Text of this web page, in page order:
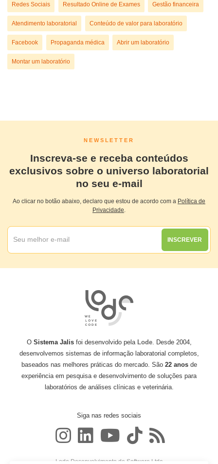
Redes Sociais Resultado Online de Exames Gestão financeira
Atendimento laboratorial Conteúdo de valor para laboratório
Facebook Propaganda médica Abrir um laboratório
Montar um laboratório
NEWSLETTER
Inscreva-se e receba conteúdos
exclusivos sobre o universo laboratorial
no seu e-mail
Ao clicar no botão abaixo, declaro que estou de acordo com a Política de
Privacidade
INSCREVER
O Sistema Jalisfoi desenvolvido pela Lode. Desde 2004,
desenvolvemos sistemas de informação laboratorial completos,
baseados nas melhores práticas do mercado. São 22 anosde
experiência em pesquisa e desenvolvimento de soluções para
laboratórios de análises clínicas e veterinária.
Siga nas redes sociais
Lode Desenvolvimento de Software Ltda